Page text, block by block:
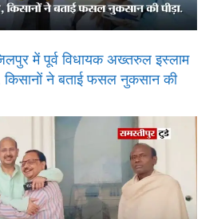
में पूर्व विधायक अख्तरुल इस्लाम
किसानों ने बताई फसल नुकसान की